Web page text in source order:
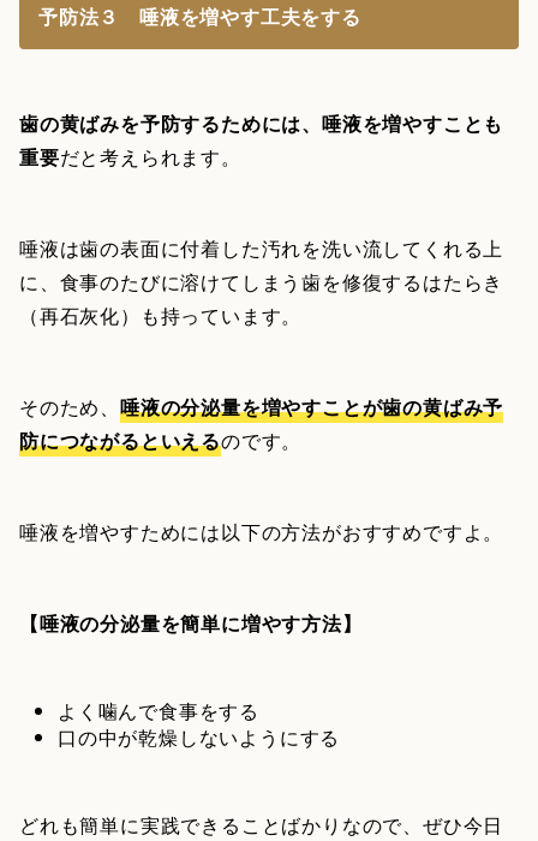
予防法３ 唾液を増やす工夫をする
歯の黄ばみを予防するためには、唾液を増やすことも
重要だと考えられます。
唾液は歯の表面に付着した汚れを洗い流してくれる上
に、食事のたびに溶けてしまう歯を修復するはたらき
（再石灰化）も持っています。
そのため、 唾液の分泌量を増やすことが歯の黄ばみ予
防につながるといえるのです。
唾液を増やすためには以下の方法がおすすめですよ。
【唾液の分泌量を簡単に増やす方法】
よく噛んで食事をする
口の中が乾燥しないようにする
どれも簡単に実践できることばかりなので、ぜひ今日